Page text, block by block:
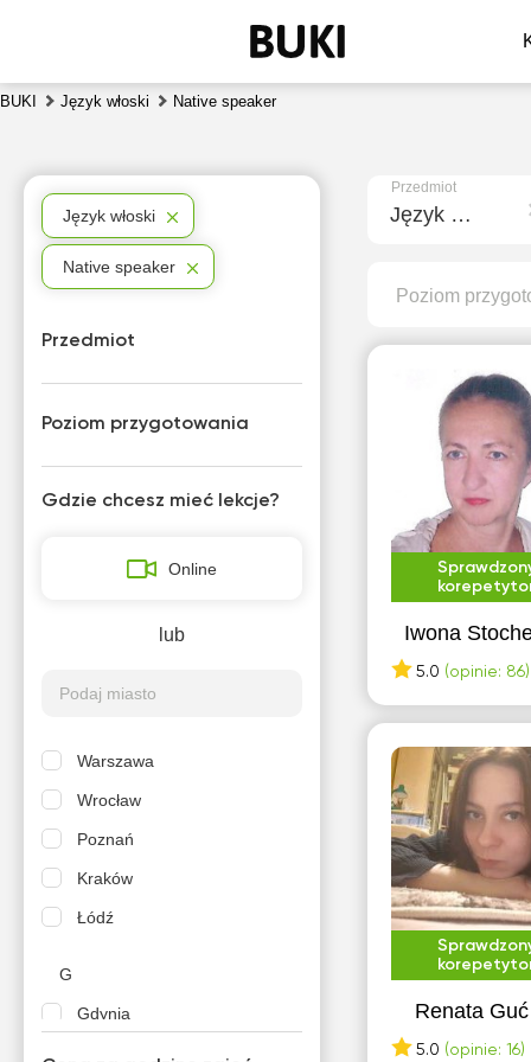
BUKI Język włoski Native speaker
Przedmiot
Język włoski
Poziom
Iwona
5.0 (opinie: 86)
Renata Guć
5.0 (opinie: 16)
Język włoski
Native speaker
Przedmiot
Poziom przygotowania
Gdzie chcesz mieć lekcje?
Online
lub
Warszawa
Wrocław
Poznań
Kraków
Łódź
G
Gdynia